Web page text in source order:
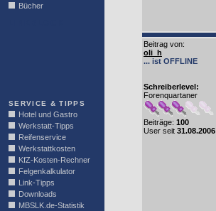
Bücher
SERVICE & TIPPS
Hotel und Gastro
Werkstatt-Tipps
Reifenservice
Werkstattkosten
KfZ-Kosten-Rechner
Felgenkalkulator
Link-Tipps
Downloads
MBSLK.de-Statistik
Beitrag von:
oli_h
... ist OFFLINE
Schreiberlevel:
Forenquartaner
Beiträge: 100
User seit 31.08.2006